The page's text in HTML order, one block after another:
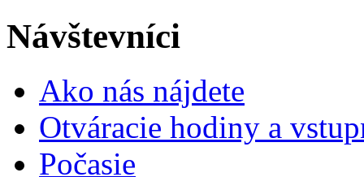
Návštevníci
Ako nás nájdete
Otváracie hodiny a
Počasie